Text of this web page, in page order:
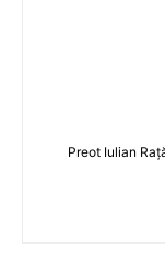
Preot Iulian